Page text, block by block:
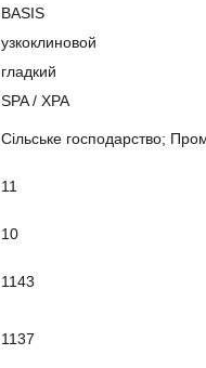
BASIS
узкоклиновой
гладкий
SPA / XPA
Сільське господарство;
11
10
1143
1137